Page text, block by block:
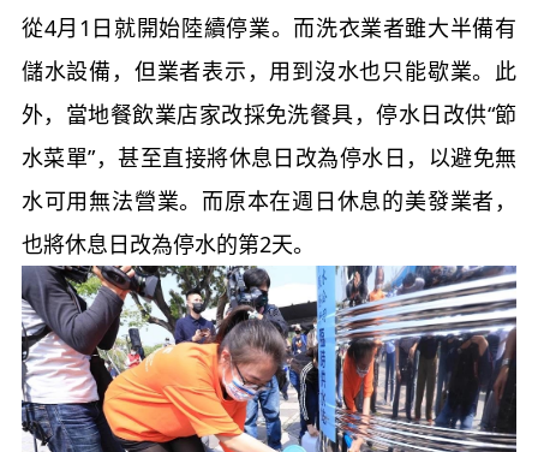
從4月1日就開始陸續停業。而洗衣業者雖大半備有
儲水設備，但業者表示，用到沒水也只能歇業。此
外，當地餐飲業店家改採免洗餐具，停水日改供“節
水菜單”，甚至直接將休息日改為停水日，以避免無
水可用無法營業。而原本在週日休息的美發業者，
也將休息日改為停水的第2天。